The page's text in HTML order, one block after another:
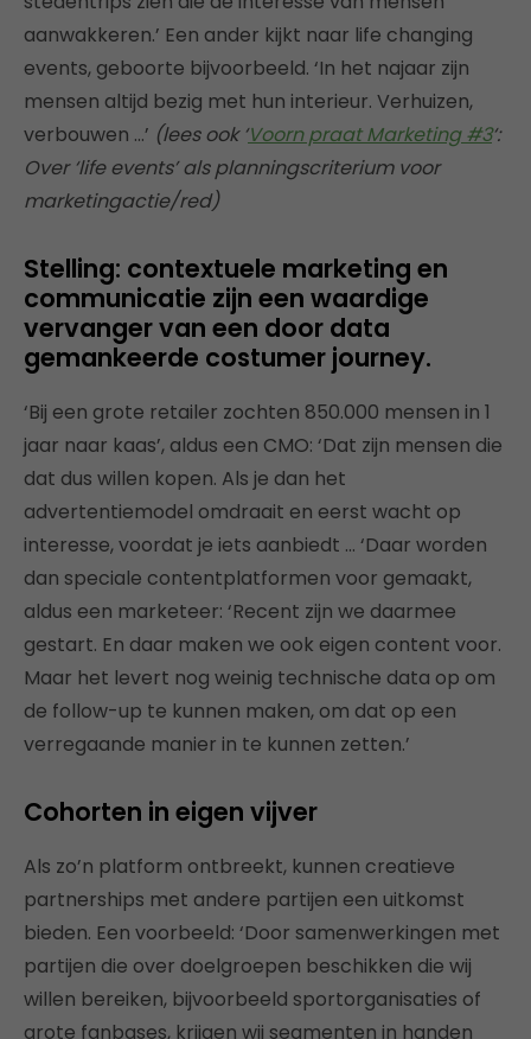
aanwakkeren.’ Een ander kijkt naar life changing
events, geboorte bijvoorbeeld. ‘In het najaar zijn
mensen altijd bezig met hun interieur. Verhuizen,
verbouwen …’ (lees ook ‘Voorn praat Marketing #3‘:
Over ‘life events’ als planningscriterium voor
marketingactie/red)
Stelling: contextuele marketing en
communicatie zijn een waardige
vervanger van een door data
gemankeerde costumer journey.
‘Bij een grote retailer zochten 850.000 mensen in 1
jaar naar kaas’, aldus een CMO: ‘Dat zijn mensen die
dat dus willen kopen. Als je dan het
advertentiemodel omdraait en eerst wacht op
interesse, voordat je iets aanbiedt … ‘Daar worden
dan speciale contentplatformen voor gemaakt,
aldus een marketeer: ‘Recent zijn we daarmee
gestart. En daar maken we ook eigen content voor.
Maar het levert nog weinig technische data op om
de follow-up te kunnen maken, om dat op een
verregaande manier in te kunnen zetten.’
Cohorten in eigen vijver
Als zo’n platform ontbreekt, kunnen creatieve
partnerships met andere partijen een uitkomst
bieden. Een voorbeeld: ‘Door samenwerkingen met
partijen die over doelgroepen beschikken die wij
willen bereiken, bijvoorbeeld sportorganisaties of
grote fanbases, krijgen wij segmenten in handen